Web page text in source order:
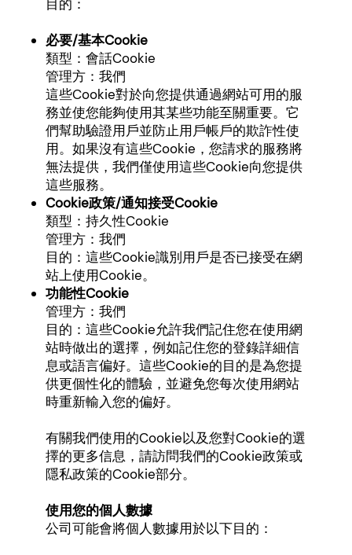
目的：
必要/基本Cookie
類型：會話Cookie
管理方：我們
這些Cookie對於向您提供通過網站可用的服
務並使您能夠使用其某些功能至關重要。它
們幫助驗證用戶並防止用戶帳戶的欺詐性使
用。如果沒有這些Cookie，您請求的服務將
無法提供，我們僅使用這些Cookie向您提供
這些服務。
Cookie政策/通知接受Cookie
類型：持久性Cookie
管理方：我們
目的：這些Cookie識別用戶是否已接受在網
站上使用Cookie。
功能性Cookie
管理方：我們
目的：這些Cookie允許我們記住您在使用網
站時做出的選擇，例如記住您的登錄詳細信
息或語言偏好。這些Cookie的目的是為您提
供更個性化的體驗，並避免您每次使用網站
時重新輸入您的偏好。
有關我們使用的Cookie以及您對Cookie的選
擇的更多信息，請訪問我們的Cookie政策或
隱私政策的Cookie部分。
使用您的個人數據
公司可能會將個人數據用於以下目的：